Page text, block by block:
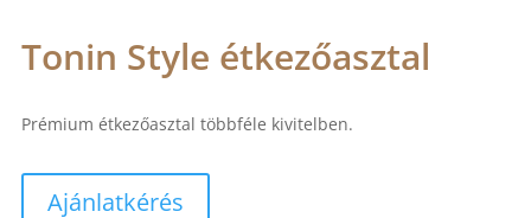
Tonin Style étkezőasztal
Prémium étkezőasztal többféle kivitelben.
Ajánlatkérés